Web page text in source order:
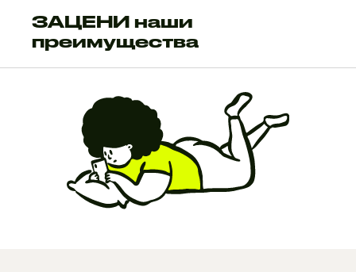
ЗАЦЕНИ наши
преимущества